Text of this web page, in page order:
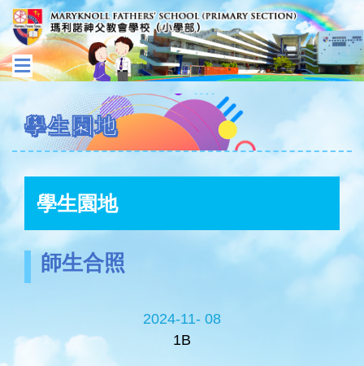
學生園地
學生園地
師生合照
2024-11- 08
1B